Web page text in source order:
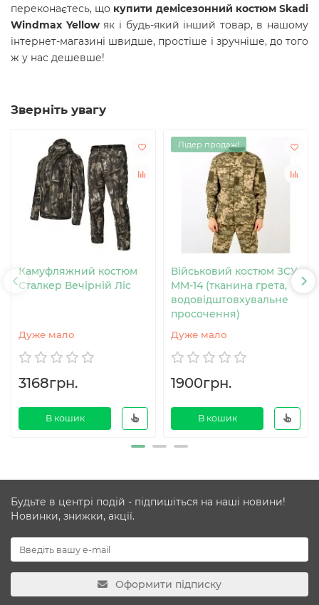
переконаєтесь, що купити демісезонний костюмSkadi
Windmax Yellow як і будь-який інший товар, в нашому
інтернет-магазині швидше, простіше і зручніше, до того
ж у нас дешевше!
Зверніть увагу
Камуфляжний костюм
Сталкер Вечірній Ліс
Дуже мало
3168грн.
В кошик
Лідер продаж!
Військовий костюм ЗСУ
MM-14 (тканина грета,
водовідштовхувальне
просочення)
Дуже мало
1900грн.
В кошик
Будьте в центрі подій - підпишіться на наші новини!
Новинки, знижки, акції.
Оформити підписку